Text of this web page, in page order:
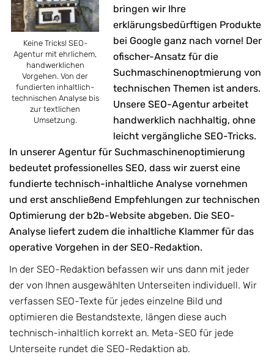
Keine Tricks! SEO-
Agentur mit ehrlichem,
handwerklichen
Vorgehen. Von der
fundierten inhaltlich-
technischen Analyse bis
zur textlichen
Umsetzung.
bringen wir Ihre
erklärungsbedürftigen Produkte
bei Google ganz nach vorne! Der
ofischer-Ansatz für die
Suchmaschinenoptmierung von
technischen Themen ist anders.
Unsere SEO-Agentur arbeitet
handwerklich nachhaltig, ohne
leicht vergängliche SEO-Tricks.
In unserer Agentur für Suchmaschinenoptimierung
bedeutet professionelles SEO, dass wir zuerst eine
fundierte technisch-inhaltliche Analyse vornehmen
und erst anschließend Empfehlungen zur technischen
Optimierung der b2b-Website abgeben. Die SEO-
Analyse liefert zudem die inhaltliche Klammer für das
operative Vorgehen in der SEO-Redaktion.
In der SEO-Redaktion befassen wir uns dann mit jeder
der von Ihnen ausgewählten Unterseiten individuell. Wir
verfassen SEO-Texte für jedes einzelne Bild und
optimieren die Bestandstexte, längen diese auch
technisch-inhaltlich korrekt an. Meta-SEO für jede
Unterseite rundet die SEO-Redaktion ab.